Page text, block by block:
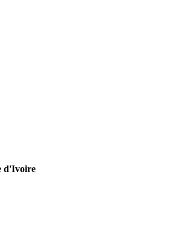
d'Ivoire